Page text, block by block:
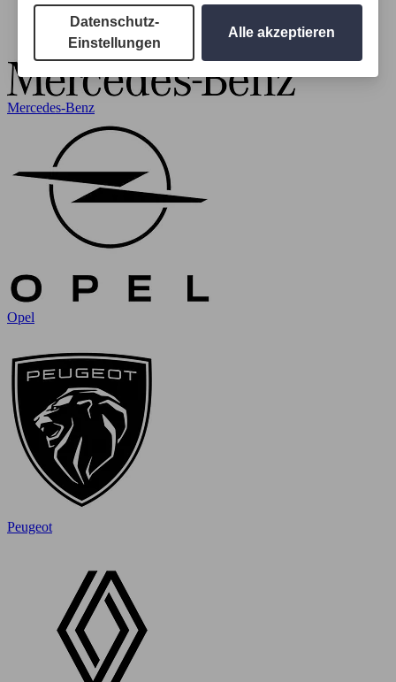
Mercedes-Benz
Opel
Peugeot
Datenschutz-
Einstellungen
Alle akzeptieren